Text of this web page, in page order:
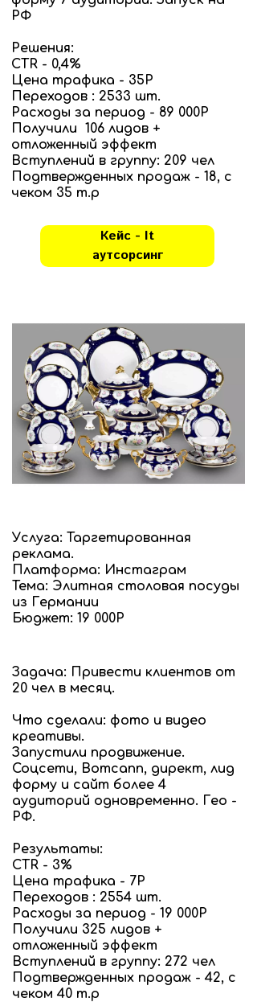
Кейс - It
аутсорсинг
РФ
Решения:
CTR - 0,4%
Цена трафика - 35Р
Переходов : 2533 шт.
Расходы за период - 89 000Р
Получили 106 лидов +
отложенный эффект
Вступлений в группу: 209 чел
Подтвержденных продаж - 18, с
чеком 35 т.р
Услуга: Таргетированная
реклама.
Платформа: Инстаграм
Тема: Элитная столовая посуды
из Германии
Бюджет: 19 000Р
Задача: Привести клиентов от
20 чел в месяц.
Что сделали: фото и видео
креативы.
Запустили продвижение.
Соцсети, Вотсапп, директ, лид
форму и сайт более 4
аудиторий одновременно. Гео -
РФ.
Результаты:
CTR - 3%
Цена трафика - 7Р
Переходов : 2554 шт.
Расходы за период - 19 000Р
Получили 325 лидов +
отложенный эффект
Вступлений в группу: 272 чел
Подтвержденных продаж - 42, с
чеком 40 т.р